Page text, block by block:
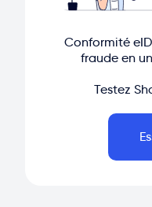
Conformité
fraude en
Testez